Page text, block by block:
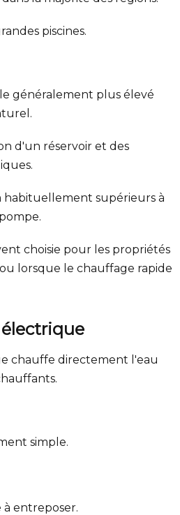
piscines.
généralement plus élevé
d'un réservoir et des
habituellement supérieurs à
choisie pour les propriétés
lorsque le chauffage rapide
chauffe directement l'eau
simple.
entreposer.